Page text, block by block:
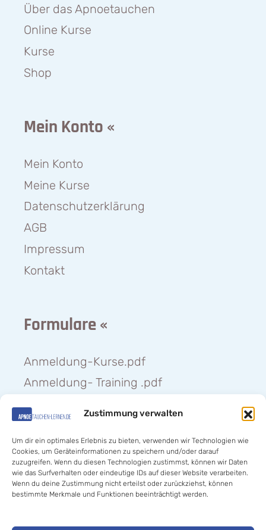
Zustimmung verwalten
Um dir ein optimales Erlebnis zu bieten, verwenden wir Technologien wie
Cookies, um Geräteinformationen zu speichern und/oder darauf
zuzugreifen. Wenn du diesen Technologien zustimmst, können wir Daten
wie das Surfverhalten oder eindeutige IDs auf dieser Website verarbeiten.
Wenn du deine Zustimmung nicht erteilst oder zurückziehst, können
bestimmte Merkmale und Funktionen beeinträchtigt werden.
Über das Apnoetauchen
Online Kurse
Kurse
Shop
Mein Konto «
Mein Konto
Meine Kurse
Datenschutzerklärung
AGB
Impressum
Kontakt
Formulare «
Anmeldung-Kurse.pdf
Anmeldung- Training .pdf
Medizinischer-Fragebogen.pdf
Anmeldung-Weihnachtstauchen.pdf
Hilfe «